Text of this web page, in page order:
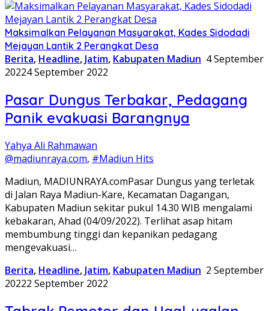
Maksimalkan Pelayanan Masyarakat, Kades Sidodadi
Mejayan Lantik 2 Perangkat Desa
Berita, Headline, Jatim, Kabupaten Madiun 4 September
20224 September 2022
Pasar Dungus Terbakar, Pedagang
Panik evakuasi Barangnya
Yahya Ali Rahmawan
@madiunraya.com, #Madiun Hits
Madiun, MADIUNRAYA.comPasar Dungus yang terletak
di Jalan Raya Madiun-Kare, Kecamatan Dagangan,
Kabupaten Madiun sekitar pukul 14.30 WIB mengalami
kebakaran, Ahad (04/09/2022). Terlihat asap hitam
membumbung tinggi dan kepanikan pedagang
mengevakuasi…
Berita, Headline, Jatim, Kabupaten Madiun 2 September
20222 September 2022